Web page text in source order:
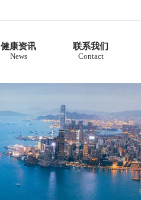
健康资讯
News
联系我们
Contact